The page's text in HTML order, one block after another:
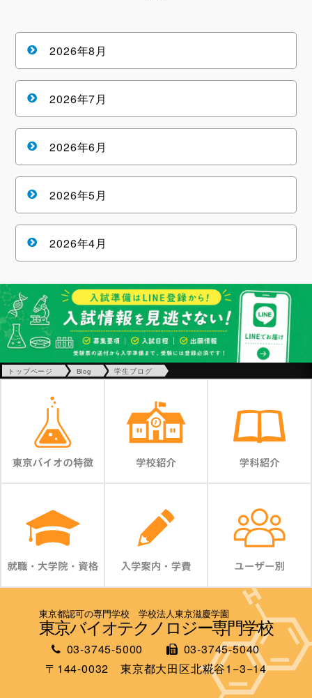
2026年8月
2026年7月
2026年6月
2026年5月
2026年4月
トップページ Blog 学生ブログ
東京都認可の専門学校 学校法人東京滋慶学園
東京バイオテクノロジー専門学校
03-3745-5000
03-3745-5040
〒144-0032 東京都大田区北糀谷1−3−14